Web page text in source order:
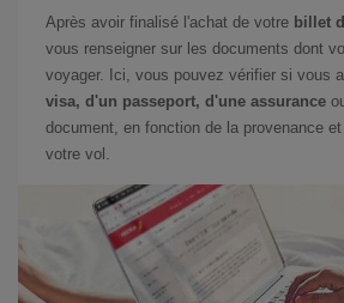
Après avoir finalisé l'achat de votre billet
vous renseigner sur les documents dont
voyager. Ici, vous pouvez vérifier si vous
visa, d'un passeport, d'une assurance
document, en fonction de la provenance
votre vol.